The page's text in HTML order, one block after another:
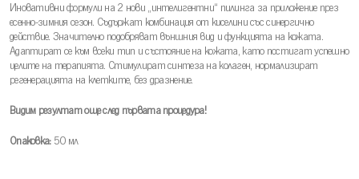
Иновативни формули на 2 нови „интелигентни“ пилинга за приложение през
есенно-зимния сезон. Съдържат комбинация от киселини със синергично
действие. Значително подобряват външния вид и функцията на кожата.
Адаптират се към всеки тип и състояние на кожата, като постигат успешно
целите на терапията. Стимулират синтеза на колаген, нормализират
регенерацията на клетките, без дразнение.
Bидим резултат още след първата процедура!
Опаковка:50 мл